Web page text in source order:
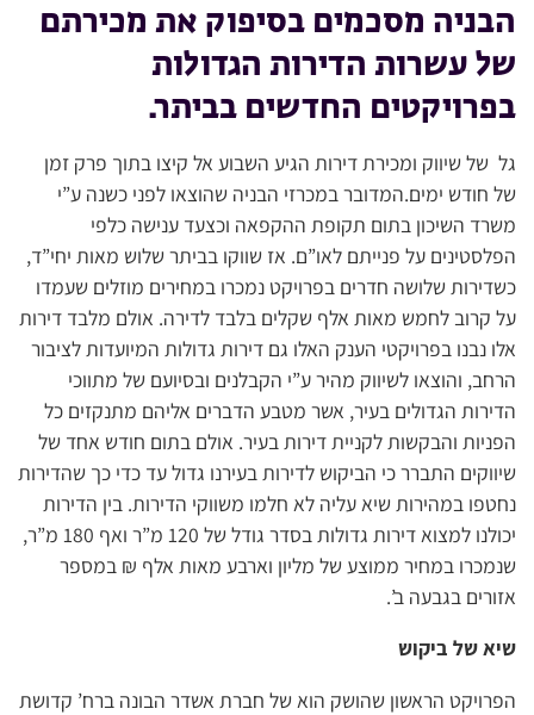
הבניה מסכמים בסיפוק את מכירתם
של עשרות הדירות הגדולות
בפרויקטים החדשים בביתר.
גל של שיווק ומכירת דירות הגיע השבוע אל קיצו בתוך פרק זמן
של חודש ימים.המדובר במכרזי הבניה שהוצאו לפני כשנה ע”י
משרד השיכון בתום תקופת ההקפאה וכצעד ענישה כלפי
הפלסטינים על פנייתם לאו”ם. אז שווקו בביתר שלוש מאות יחי”ד,
כשדירות שלושה חדרים בפרויקט נמכרו במחירים מוזלים שעמדו
על קרוב לחמש מאות אלף שקלים בלבד לדירה. אולם מלבד דירות
אלו נבנו בפרויקטי הענק האלו גם דירות גדולות המיועדות לציבור
הרחב, והוצאו לשיווק מהיר ע”י הקבלנים ובסיועם של מתווכי
הדירות הגדולים בעיר, אשר מטבע הדברים אליהם מתנקזים כל
הפניות והבקשות לקניית דירות בעיר. אולם בתום חודש אחד של
שיווקים התברר כי הביקוש לדירות בעירנו גדול עד כדי כך שהדירות
נחטפו במהירות שיא עליה לא חלמו משווקי הדירות. בין הדירות
יכולנו למצוא דירות גדולות בסדר גודל של 120 מ”ר ואף 180 מ”ר,
שנמכרו במחיר ממוצע של מליון וארבע מאות אלף ₪ במספר
אזורים בגבעה ב’.
שיא של ביקוש
הפרויקט הראשון שהושק הוא של חברת אשדר הבונה ברח’ קדושת